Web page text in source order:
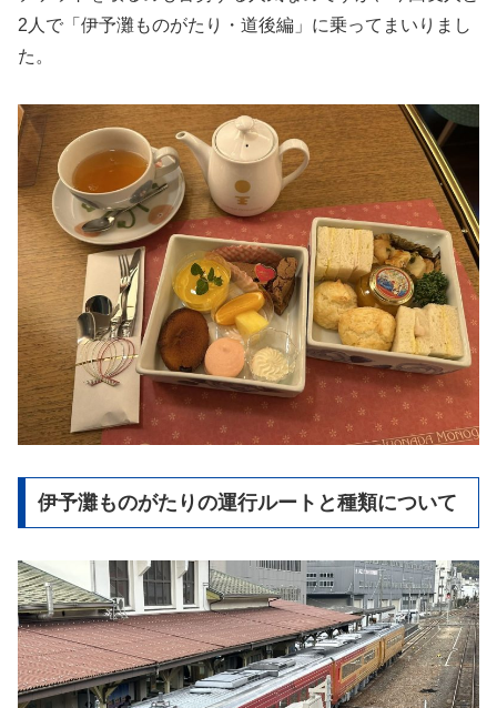
2人で「伊予灘ものがたり・道後編」に乗ってまいりまし
た。
伊予灘ものがたりの運行ルートと種類について